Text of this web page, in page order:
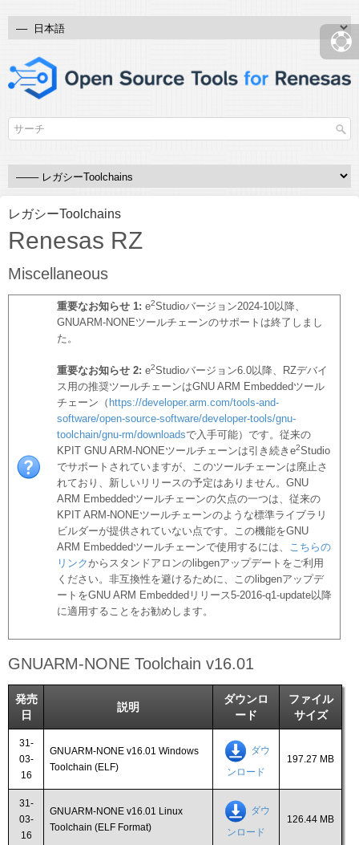
レガシーToolchains
Renesas RZ
Miscellaneous
重要なお知らせ 1: e2Studioバージョン2024-10以降、
GNUARM-NONEツールチェーンのサポートは終了しまし
た。
重要なお知らせ 2: e2Studioバージョン6.0以降、RZデバイ
ス用の推奨ツールチェーンはGNU ARM Embeddedツール
チェーン（ https://developer.arm.com/tools-and-
software/open-source-software/developer-tools/gnu-
toolchain/gnu-rm/downloadsで入手可能）です。従来の
KPIT GNU ARM-NONEツールチェーンは引き続きe2Studio
でサポートされていますが、このツールチェーンは廃止さ
れており、新しいリリースの予定はありません。GNU
ARM Embeddedツールチェーンの欠点の一つは、従来の
KPIT ARM-NONEツールチェーンのような標準ライブラリ
ビルダーが提供されていない点です。この機能をGNU
ARM Embeddedツールチェーンで使用するには、 こちらの
リンクからスタンドアロンのlibgenアップデートをご利用
ください。非互換性を避けるために、このlibgenアップデ
ートをGNU ARM Embeddedリリース5-2016-q1-update以降
に適用することをお勧めします。
GNUARM-NONE Toolchain v16.01
発売
日
説明
ダウンロ
ード
ファイル
サイズ
31-
03-
16
GNUARM-NONE v16.01 Windows
Toolchain (ELF)
ダウ
ンロード
197.27 MB
31-
03-
16
GNUARM-NONE v16.01 Linux
Toolchain (ELF Format)
ダウ
ンロード
126.44 MB